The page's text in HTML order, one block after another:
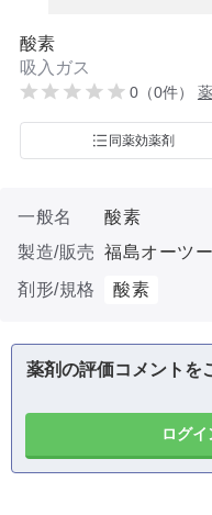
酸素
吸入ガス
0（0件）
同薬効薬剤
一般名
酸素
製造/販売 福島オーツー
剤形/規格
酸素
薬剤の評価コメントを
ログ